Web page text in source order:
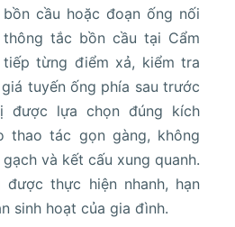
cầu hoặc đoạn ống nối
tắc bồn cầu tại Cẩm
từng điểm xả, kiểm tra
tuyến ống phía sau trước
được lựa chọn đúng kích
thao tác gọn gàng, không
và kết cấu xung quanh.
thực hiện nhanh, hạn
sinh hoạt của gia đình.